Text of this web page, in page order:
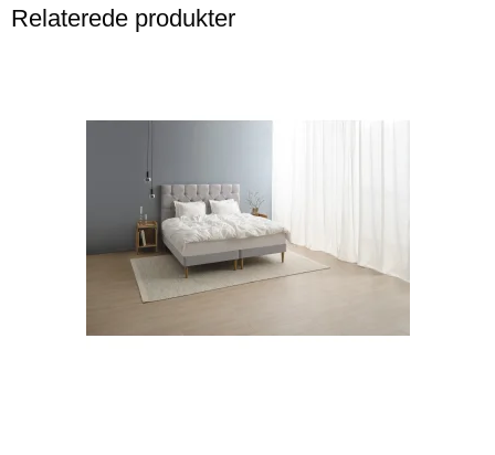
Relaterede produkter